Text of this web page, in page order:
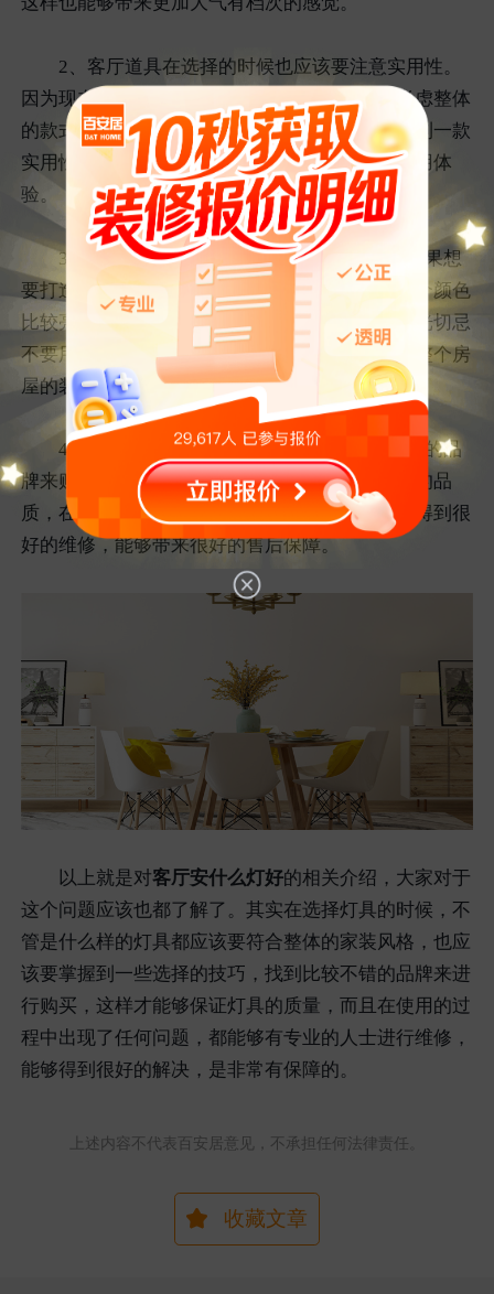
2、客厅道具在选择的时候也应该要注意实用性。
因为现在的客厅灯设计都是比较美观的，除了考虑整体
的款式之外，实用性也是非常关键的，只有选择到一款
实用性比较好的客厅灯具，才能够带来更好的使用体
验。
3、客厅灯具的颜色选择也是非常关键的，如果想
要打造出更好的照明空间，那么也应该要选择整个颜色
比较亮，而且采用暖色系的灯光设计，客厅的灯光切忌
不要用五颜六色的灯，不然不利的感觉也会降低整个房
屋的装修档次。
4、在选择灯具的时候，应该要找到比较不错的品
牌来购买，因为比较好的品牌能够保证整个灯具的品
质，在使用的过程当中即便是出现了问题也能够得到很
好的维修，能够带来很好的售后保障。
以上就是对客厅安什么灯好的相关介绍，大家对于
这个问题应该也都了解了。其实在选择灯具的时候，不
管是什么样的灯具都应该要符合整体的家装风格，也应
该要掌握到一些选择的技巧，找到比较不错的品牌来进
行购买，这样才能够保证灯具的质量，而且在使用的过
程中出现了任何问题，都能够有专业的人士进行维修，
能够得到很好的解决，是非常有保障的。
上述内容不代表百安居意见，不承担任何法律责任。
收藏文章